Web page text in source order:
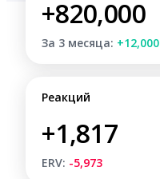
+820,000
За 3 месяца: +12,000
Реакций
+1,817
ERV: -5,973